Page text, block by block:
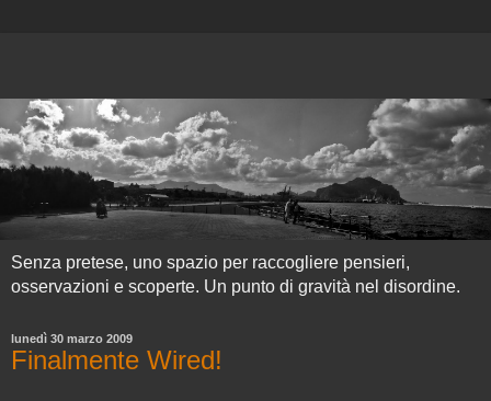
Senza pretese, uno spazio per raccogliere pensieri,
osservazioni e scoperte. Un punto di gravità nel disordine.
lunedì 30 marzo 2009
Finalmente Wired!